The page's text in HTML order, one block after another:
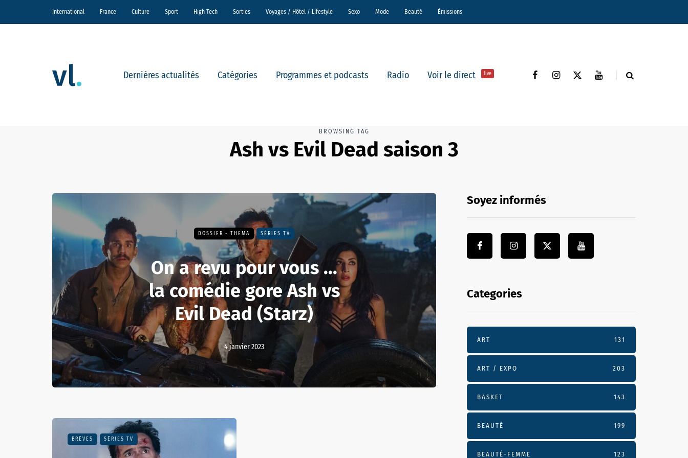
International France Culture Sport High Tech Sorties Voyages / Hôtel / Lifestyle Sexo Mode Beauté Émissions
Dernières actualités Catégories Programmes et podcasts Radio Voir le direct live
BROWSING TAG
Ash vs Evil Dead saison 3
DOSSIER - THEMA SÉRIES TV
On a revu pour vous ...
la comédie gore Ash vs
Evil Dead (Starz)
4 janvier 2023
BRÈVES SÉRIES TV
Soyez informés
Categories
ART 131
ART / EXPO 203
BASKET 143
BEAUTÉ 199
BEAUTÉ-FEMME 123